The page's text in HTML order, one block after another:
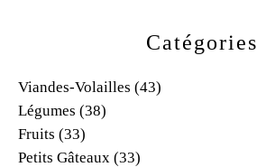
Catégories
Viandes-Volailles (43)
Légumes (38)
Fruits (33)
Petits Gâteaux (33)